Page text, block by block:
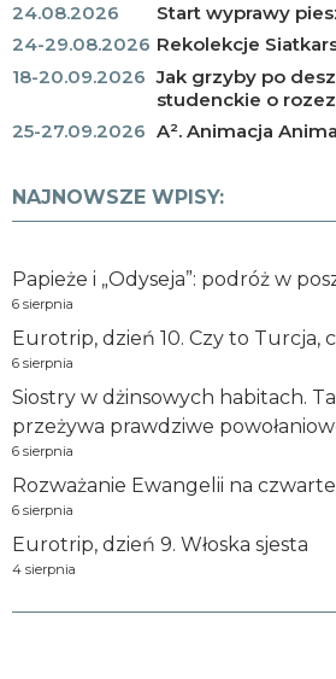
24.08.2026
Start wyprawy
24-29.08.2026 Rekolekcje
18-20.09.2026 Jak grzyby po
studenckie o
25-27.09.2026 A². Animacja
NAJNOWSZE WPISY:
Papieże i „Odyseja”: podróż w
6 sierpnia
Eurotrip, dzień 10. Czy to Turcja,
6 sierpnia
Siostry w dżinsowych habitach.
przeżywa prawdziwe
6 sierpnia
Rozważanie Ewangelii na
6 sierpnia
Eurotrip, dzień 9. Włoska sjesta
4 sierpnia